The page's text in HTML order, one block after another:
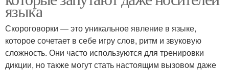
языка
Скороговорки — это уникальное явление в языке,
которое сочетает в себе игру слов, ритм и звуковую
сложность. Они часто используются для тренировки
дикции, но также могут стать настоящим вызовом даже